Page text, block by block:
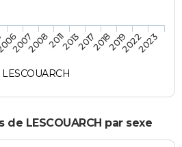
LESCOUARCH
200720082011201320172018201920222023
LESCOUARCH par sexe